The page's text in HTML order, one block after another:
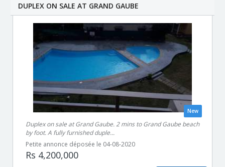
DUPLEX ON SALE AT GRAND GAUBE
New
Duplex on sale at Grand Gaube. 2 mins to Grand Gaube beach
by foot. A fully furnished duple...
Petite annonce déposée le 04-08-2020
Rs 4,200,000